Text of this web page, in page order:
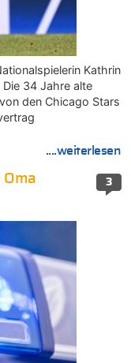
Kathrin
34 Jahre alte
den Chicago Stars
....weiterlesen
3
Oma